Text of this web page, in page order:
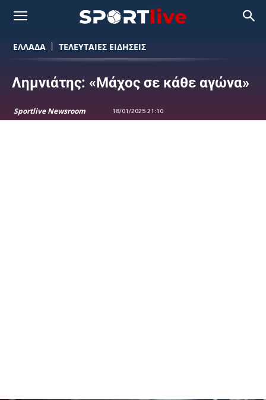
ΕΛΛΑΔΑ ΤΕΛΕΥΤΑΙΕΣ ΕΙΔΗΣΕΙΣ
Λημνιάτης: «Μάχος σε κάθε αγώνα»
Sportlive Newsroom 18/01/2025 21:10